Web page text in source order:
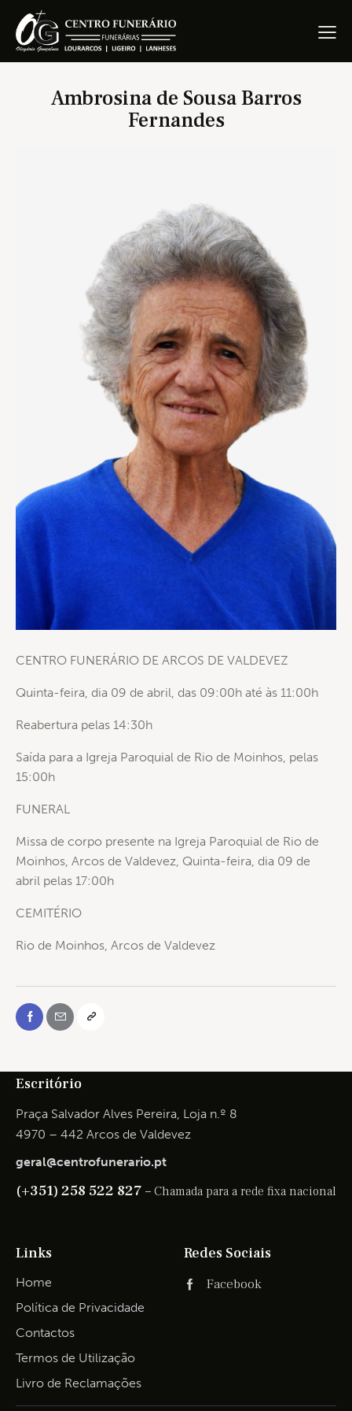
Ambrosina de Sousa Barros
Fernandes
CENTRO FUNERÁRIO DE ARCOS DE VALDEVEZ
Quinta-feira, dia 09 de abril, das 09:00h até às 11:00h
Reabertura pelas 14:30h
Saída para a Igreja Paroquial de Rio de Moinhos, pelas
15:00h
FUNERAL
Missa de corpo presente na Igreja Paroquial de Rio de
Moinhos, Arcos de Valdevez, Quinta-feira, dia 09 de
abril pelas 17:00h
CEMITÉRIO
Rio de Moinhos, Arcos de Valdevez
Escritório
Praça Salvador Alves Pereira, Loja n.º 8
4970 – 442 Arcos de Valdevez
geral@centrofunerario.pt
(+351) 258 522 827 – Chamada para a rede fixa nacional
Links
Home
Política de Privacidade
Contactos
Termos de Utilização
Livro de Reclamações
Redes Sociais
Facebook